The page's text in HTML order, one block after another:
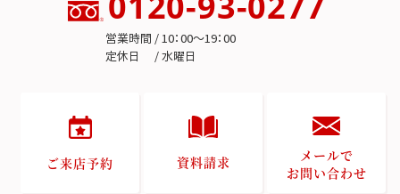
営業時間 / 10：00～19：00
定休日 / 水曜日
ご来店予約 資料請求
メールで
お問い合わせ